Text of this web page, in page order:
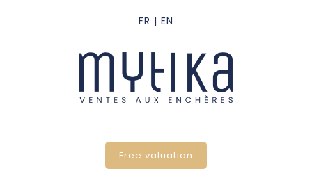
Free valuation